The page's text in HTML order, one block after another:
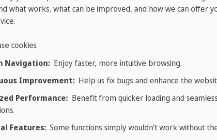
Sprachcaffe готують студентів до передових,
Міністерством освіти Франції та
компаніями по всьому світу. Іспити DELF
та словниковий запас, а також усне
матеріали не включені у вартість курсу.
what works, what can be improved, and how we can offer
cookies
Navigation:Enjoy faster, more intuitive browsing.
Improvement:Help us fix bugs and enhance the
Performance:Benefit from quicker loading and seamless
Features:Some functions simply wouldn’t work without